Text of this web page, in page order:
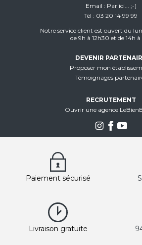
Email
Par ici... ;-)
Tél
03 20 14 99 99
Notre service client est ouvert du
de 9h à 12h30 et de 14h à
DEVENIR
Proposer mon
Témoignages
RECRUTEMENT
Ouvrir une agence
Paiement sécurisé
Livraison gratuite